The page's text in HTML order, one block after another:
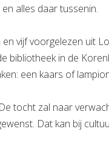
alles daar tussenin.
vijf voorgelezen uit
bibliotheek in de
een kaars of
tocht zal naar
Dat kan bij